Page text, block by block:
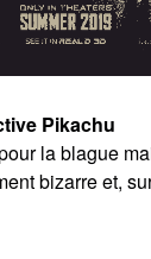
Pikachu
la blague
bizarre et,